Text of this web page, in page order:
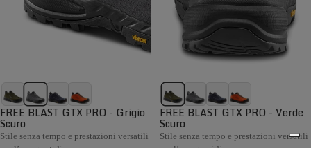
FREE BLAST GTX PRO - Grigio
Scuro
Stile senza tempo e prestazioni versatili
per l’uso quotidiano
FREE BLAST GTX PRO - Verde
Scuro
Stile senza tempo e prestazioni versatili
per l’uso quotidiano